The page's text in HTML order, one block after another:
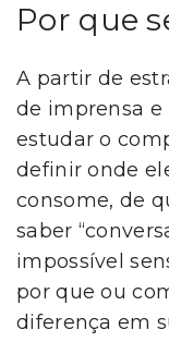
Por que
A partir de
de imprensa e
estudar o
definir onde
consome, de
saber
impossível
por que ou
diferença em